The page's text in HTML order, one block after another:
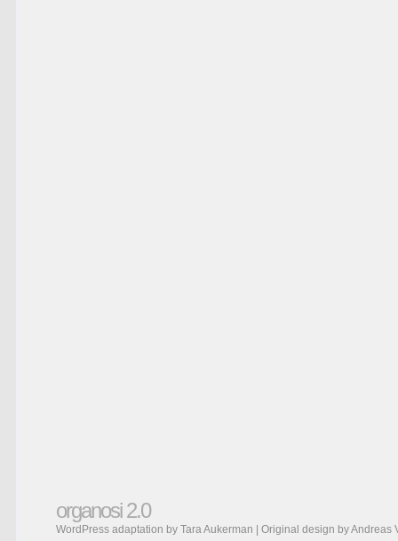
organosi 2.0
WordPress adaptation by Tara Aukerman | Original design byAndreas